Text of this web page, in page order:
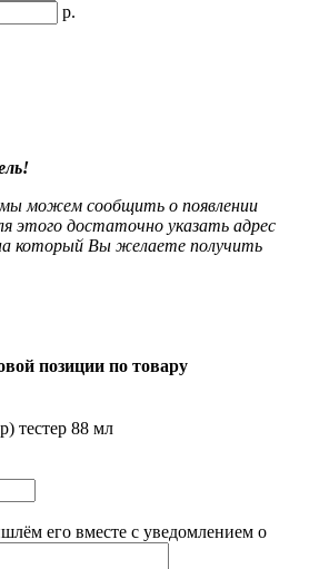
р.
можем сообщить о появлении
этого достаточно указать адрес
который Вы желаете получить
позиции по товару
тестер 88 мл
его вместе с уведомлением о